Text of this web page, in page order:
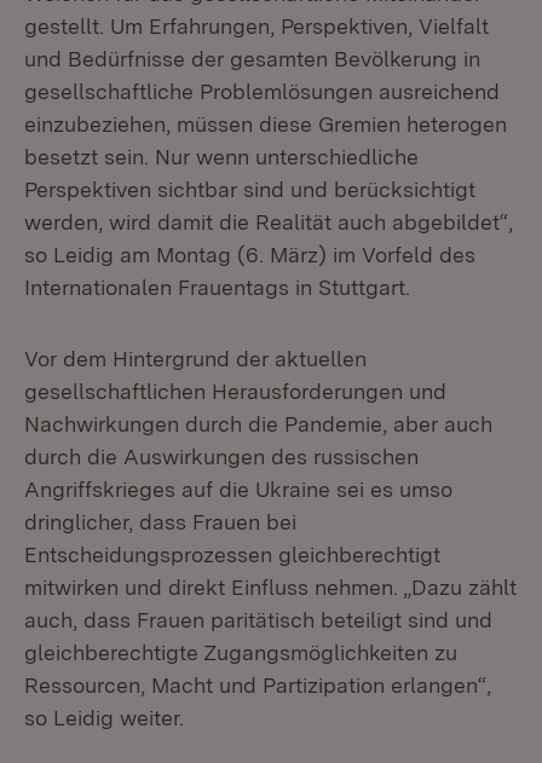
gestellt. Um Erfahrungen, Perspektiven, Vielfalt
und Bedürfnisse der gesamten Bevölkerung in
gesellschaftliche Problemlösungen ausreichend
einzubeziehen, müssen diese Gremien heterogen
besetzt sein. Nur wenn unterschiedliche
Perspektiven sichtbar sind und berücksichtigt
werden, wird damit die Realität auch abgebildet“,
so Leidig am Montag (6. März) im Vorfeld des
Internationalen Frauentags in Stuttgart.
Vor dem Hintergrund der aktuellen
gesellschaftlichen Herausforderungen und
Nachwirkungen durch die Pandemie, aber auch
durch die Auswirkungen des russischen
Angriffskrieges auf die Ukraine sei es umso
dringlicher, dass Frauen bei
Entscheidungsprozessen gleichberechtigt
mitwirken und direkt Einfluss nehmen. „Dazu zählt
auch, dass Frauen paritätisch beteiligt sind und
gleichberechtigte Zugangsmöglichkeiten zu
Ressourcen, Macht und Partizipation erlangen“,
so Leidig weiter.